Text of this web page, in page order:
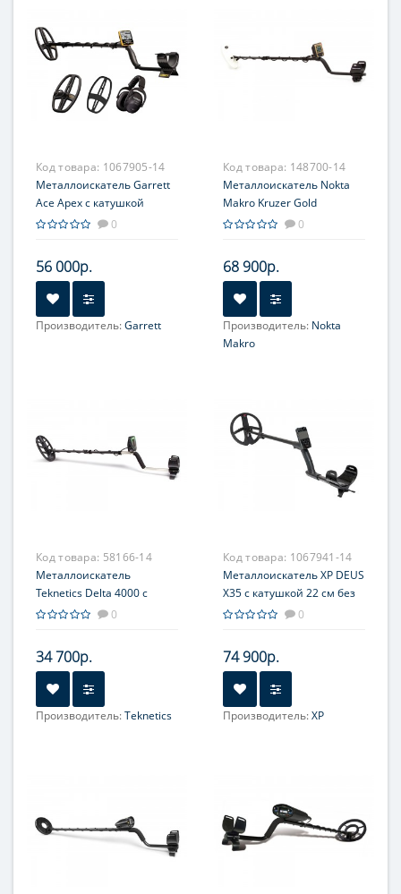
Код товара: 1067905-14
Металлоискатель Garrett
Ace Apex с катушкой
8,5x11'' и наушниками
0
56 000р.
Производитель:Garrett
Код товара: 148700-14
Металлоискатель Nokta
Makro Kruzer Gold
0
68 900р.
Производитель: Nokta
Makro
Код товара: 58166-14
Металлоискатель
Teknetics Delta 4000 с
катушкой 11'' DD
0
34 700р.
Производитель:Teknetics
Код товара: 1067941-14
Металлоискатель XP DEUS
X35 с катушкой 22 см без
наушников
0
74 900р.
Производитель:XP